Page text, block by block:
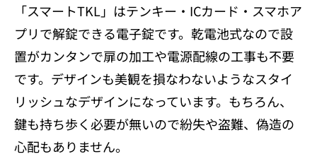
「スマートTKL」はテンキー・ICカード・スマホア
プリで解錠できる電子錠です。乾電池式なので設
置がカンタンで扉の加工や電源配線の工事も不要
です。デザインも美観を損なわないようなスタイ
リッシュなデザインになっています。もちろん、
鍵も持ち歩く必要が無いので紛失や盗難、偽造の
心配もありません。